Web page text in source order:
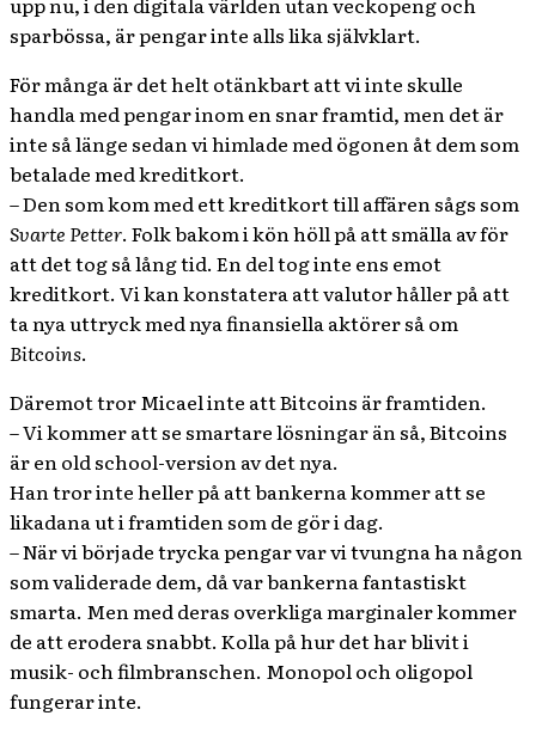
sparbössa, är pengar inte alls lika självklart.
För många är det helt otänkbart att vi inte skulle
handla med pengar inom en snar framtid, men det är
inte så länge sedan vi himlade med ögonen åt dem som
betalade med kreditkort.
– Den som kom med ett kreditkort till affären sågs som
Svarte Petter. Folk bakom i kön höll på att smälla av för
att det tog så lång tid. En del tog inte ens emot
kreditkort. Vi kan konstatera att valutor håller på att
ta nya uttryck med nya finansiella aktörer så om
Bitcoins.
Däremot tror Micael inte att Bitcoins är framtiden.
– Vi kommer att se smartare lösningar än så, Bitcoins
är en old school-version av det nya.
Han tror inte heller på att bankerna kommer att se
likadana ut i framtiden som de gör i dag.
– När vi började trycka pengar var vi tvungna ha någon
som validerade dem, då var bankerna fantastiskt
smarta. Men med deras overkliga marginaler kommer
de att erodera snabbt. Kolla på hur det har blivit i
musik- och filmbranschen. Monopol och oligopol
fungerar inte.